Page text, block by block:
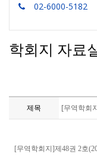
02-6000-5182
학회지 자료
제목 [무역학회
[무역학회지]제48권 2호